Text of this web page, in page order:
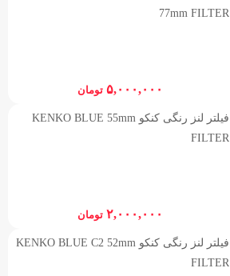
77mm FILTER
۵,۰۰۰,۰۰۰ تومان
فیلتر لنز رنگی کنکو KENKO BLUE 55mm
FILTER
۲,۰۰۰,۰۰۰ تومان
فیلتر لنز رنگی کنکو KENKO BLUE C2 52mm
FILTER